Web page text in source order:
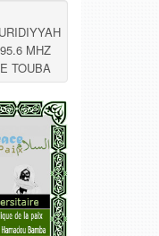
MHZ
TOUBA